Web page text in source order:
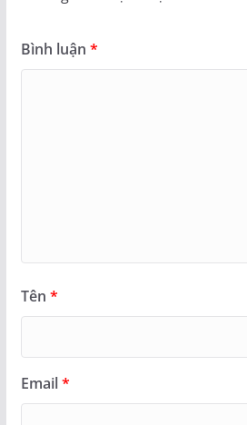
Bình luận *
Tên *
Email*